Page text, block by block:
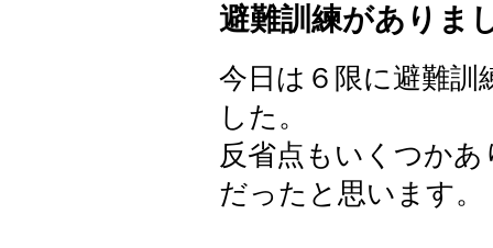
避難訓練がありま
今日は６限に避難訓
した。
反省点もいくつか
だったと思います。